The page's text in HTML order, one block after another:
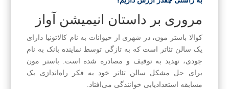
مروری بر داستان انیمیشن آواز
کوالا باستر مون، در شهری از حیوانات به نام کالاتونیا دارای
یک سالن تئاتر است که به تازگی توسط نماینده بانک به نام
جودی، تهدید به توقیف و مصادره شده است. باستر مون
برای حل مشکل سالن تئاتر خود به فکر راه‌اندازی یک
مسابقه استعدادیابی خوانندگی می‌افتاد.